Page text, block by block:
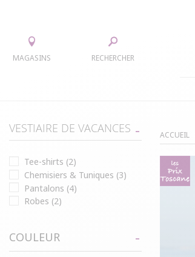
MAGASINS RECHERCHER
LA COLLECTION
CHEMISIERS & TUNIQUES
PULLS & CARDIGANS
VESTES
ROBES
VESTIAIRE DE VACANCES
Tee-shirts (2)
Chemisiers & Tuniques (3)
Pantalons (4)
Robes (2)
COULEUR
ACCUEIL